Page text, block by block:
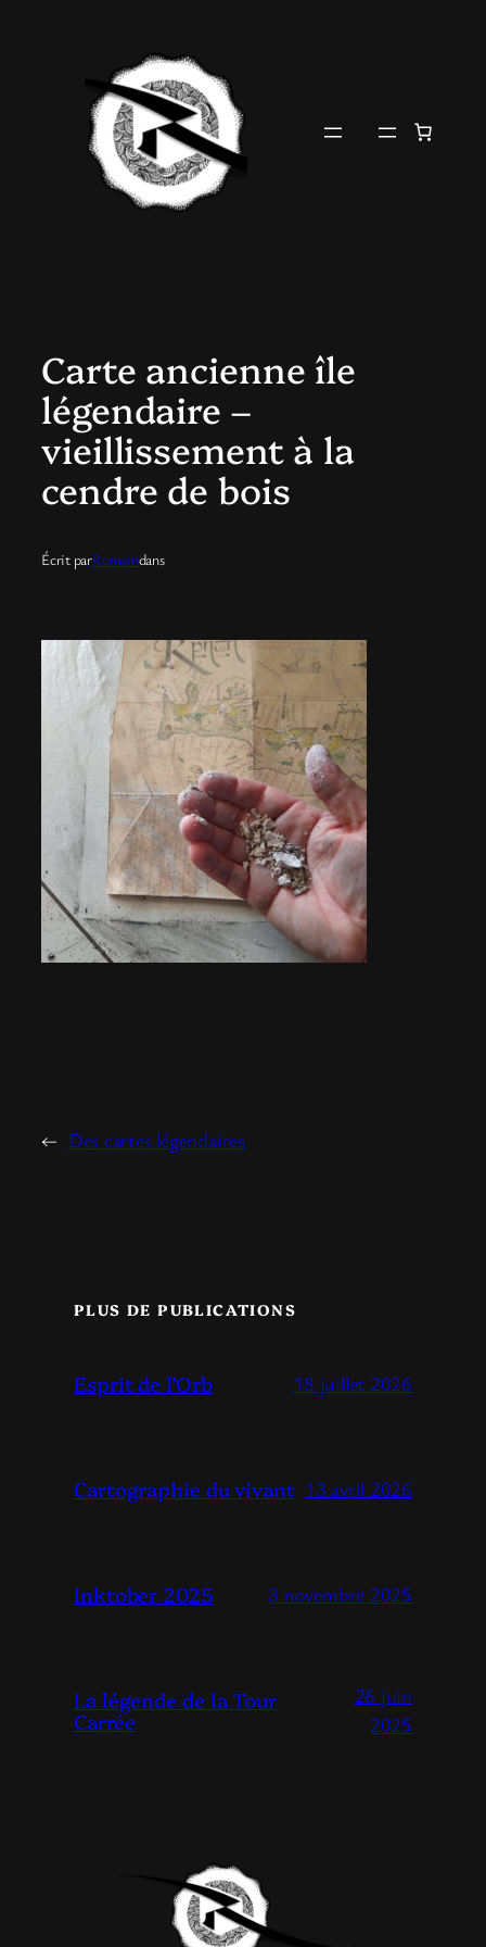
Carte ancienne île
légendaire –
vieillissement à la
cendre de bois
Écrit parRomaindans
← Des cartes légendaires
PLUS DE PUBLICATIONS
Esprit de l’Orb 18 juillet 2026
Cartographie du vivant 13 avril 2026
Inktober 2025 3 novembre 2025
La légende de la Tour
Carrée
26 juin
2025